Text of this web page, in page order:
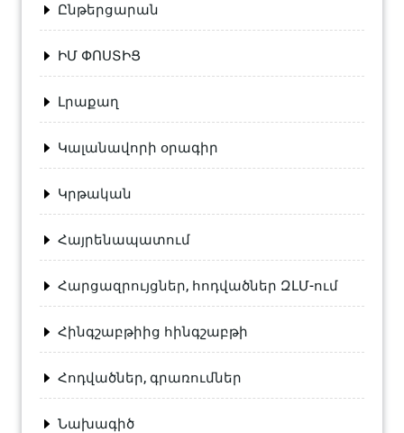
Ընթերցարան
ԻՄ ՓՈՍՏԻՑ
Լրաքաղ
Կալանավորի օրագիր
Կրթական
Հայրենապատում
Հարցազրույցներ, հոդվածներ ԶԼՄ-ում
Հինգշաբթիից հինգշաբթի
Հոդվածներ, գրառումներ
Նախագիծ